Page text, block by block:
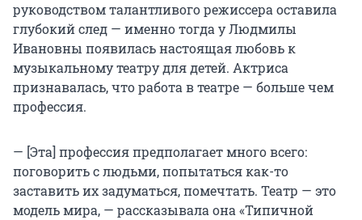
руководством талантливого режиссера оставила
глубокий след — именно тогда у Людмилы
Ивановны появилась настоящая любовь к
музыкальному театру для детей. Актриса
признавалась, что работа в театре — больше чем
профессия.
— [Эта] профессия предполагает много всего:
поговорить с людьми, попытаться как-то
заставить их задуматься, помечтать. Театр — это
модель мира, — рассказывала она «Типичной